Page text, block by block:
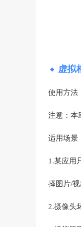
虚拟
使用方法
注意：本
适用场景
1.某应用
择图片/视
2.摄像头